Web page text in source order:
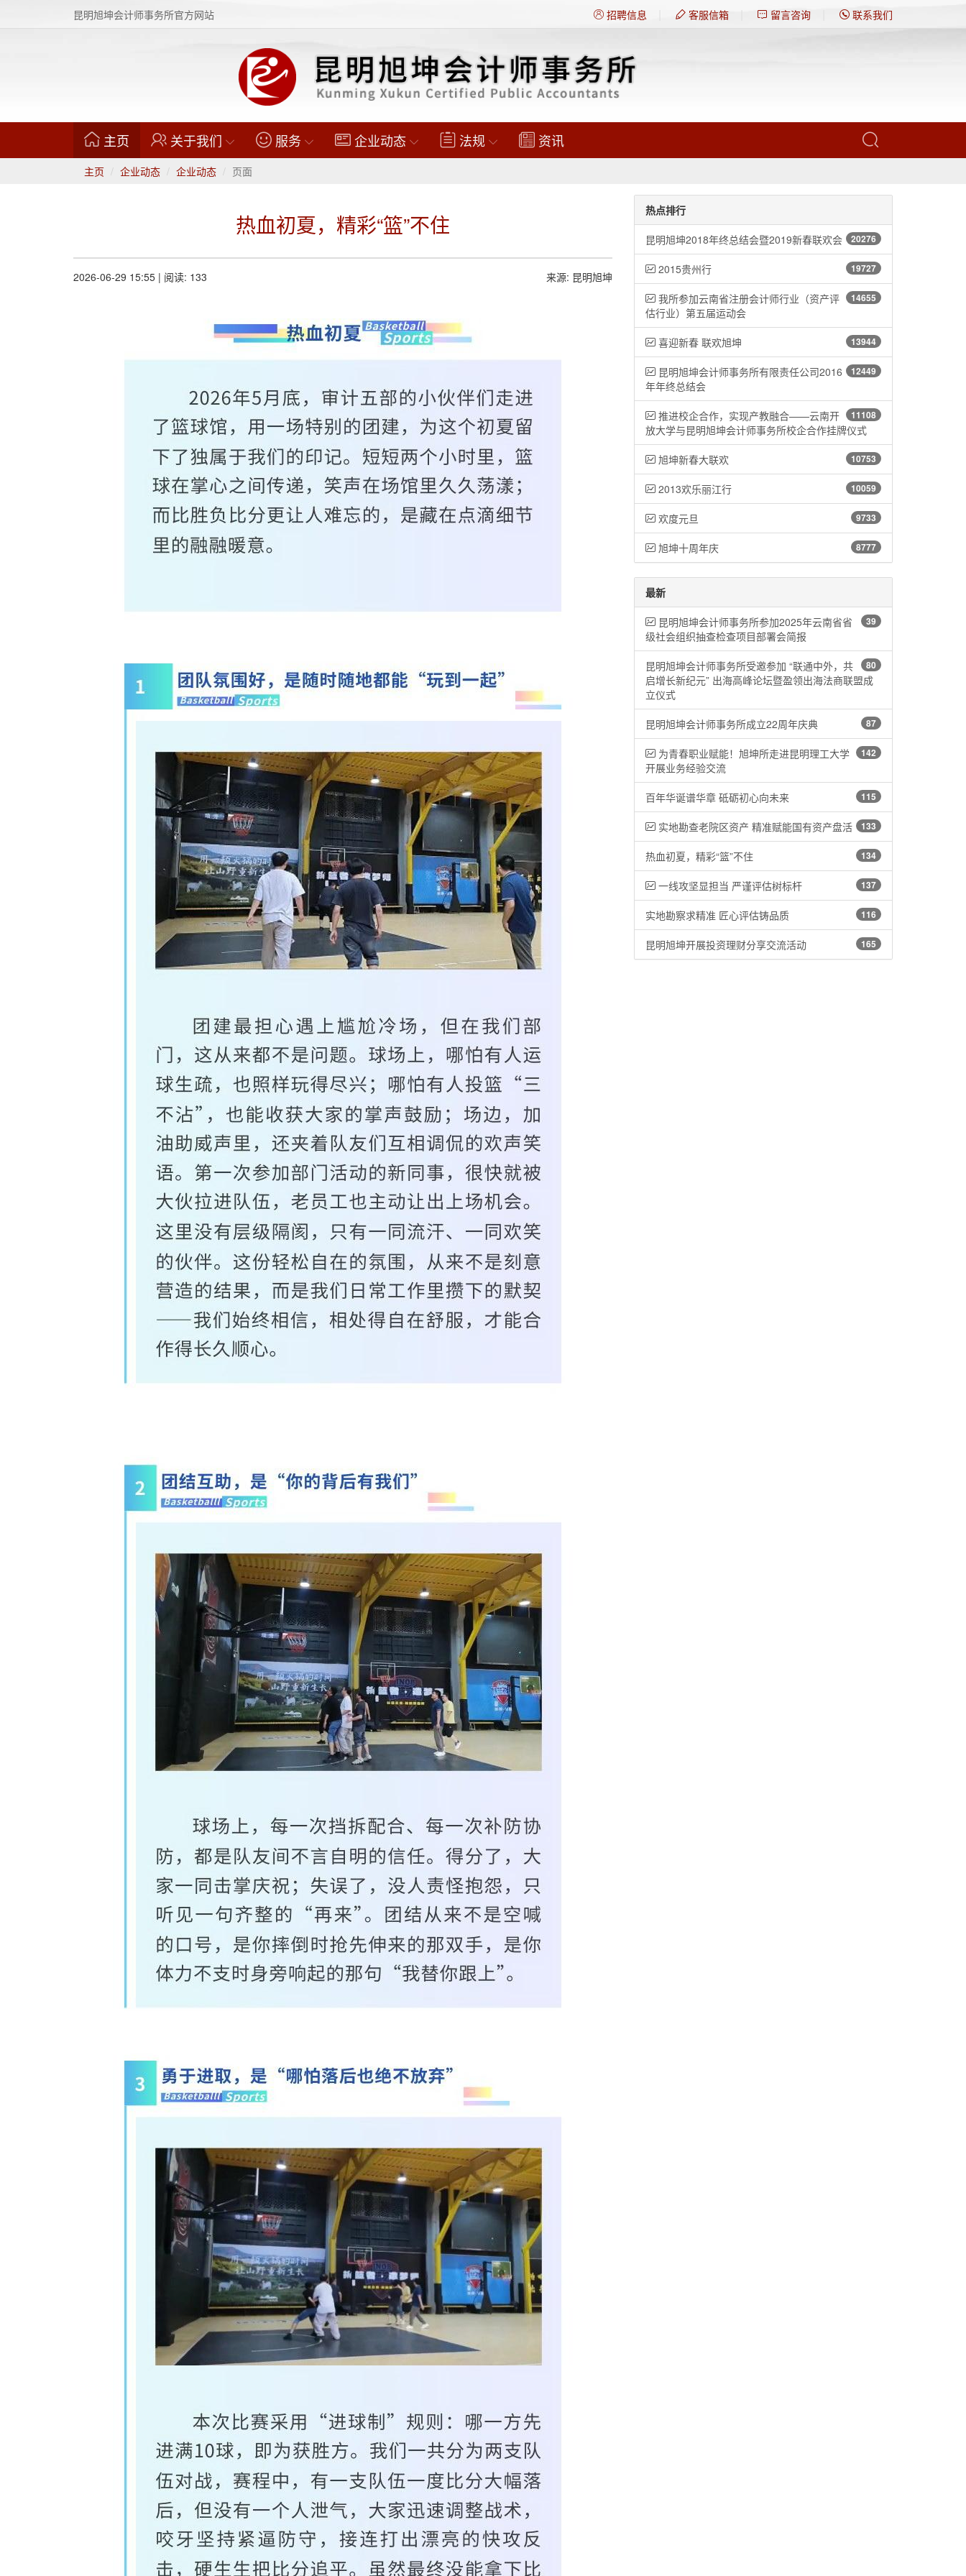
昆明旭坤会计师事务所官方网站 招聘信息 客服信箱 留言咨询 联系我们
主页 (current)关于我们 服务 企业动态 法规 资讯
主页 企业动态 企业动态 页面
热血初夏，精彩“篮”不住
2026-06-29 15:55 | 阅读: 133 来源: 昆明旭坤
热点排行
20276
昆明旭坤2018年终总结会暨2019新春联欢会
19727
2015贵州行
14655
我所参加云南省注册会计师行业（资产评
估行业）第五届运动会
13944
喜迎新春 联欢旭坤
12449
昆明旭坤会计师事务所有限责任公司2016
年年终总结会
11108
推进校企合作，实现产教融合——云南开
放大学与昆明旭坤会计师事务所校企合作挂牌仪式
10753
旭坤新春大联欢
10059
2013欢乐丽江行
9733
欢度元旦
8777
旭坤十周年庆
最新
39
昆明旭坤会计师事务所参加2025年云南省省
级社会组织抽查检查项目部署会简报
80
昆明旭坤会计师事务所受邀参加 “联通中外，共
启增长新纪元” 出海高峰论坛暨盈领出海法商联盟成
立仪式
87
昆明旭坤会计师事务所成立22周年庆典
142
为青春职业赋能！旭坤所走进昆明理工大学
开展业务经验交流
115
百年华诞谱华章 砥砺初心向未来
133
实地勘查老院区资产 精准赋能国有资产盘活
134
热血初夏，精彩“篮”不住
137
一线攻坚显担当 严谨评估树标杆
116
实地勘察求精准 匠心评估铸品质
165
昆明旭坤开展投资理财分享交流活动